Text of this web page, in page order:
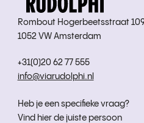
Rombout Hogerbeetsstraat
1052 VW Amsterdam
+31(0)20 62 77 555
info@viarudolphi.nl
Heb je een specifieke vraag?
Vind hier de juiste persoon